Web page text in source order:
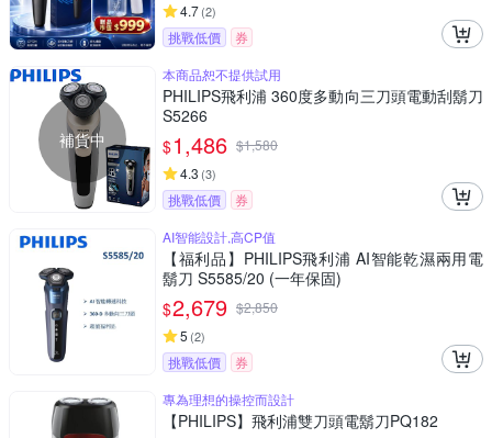
4.7(2)
挑戰低價 券
補貨中
本商品恕不提供試用
PHILIPS飛利浦 360度多動向三刀頭電動刮鬍刀
S5266
$1,486 $1,580
4.3 (3)
挑戰低價
券
AI智能設計,高CP值
【福利品】PHILIPS飛利浦 AI智能乾濕兩用電
鬍刀 S5585/20 (一年保固)
$2,679 $2,850
5 (2)
挑戰低價
券
專為理想的操控而設計
【PHILIPS】飛利浦雙刀頭電鬍刀PQ182